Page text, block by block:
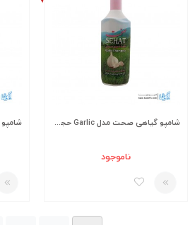
شامپو گیاهی صحت مدل Garlic حجم 1000 گرم
ناموجود
شامپو